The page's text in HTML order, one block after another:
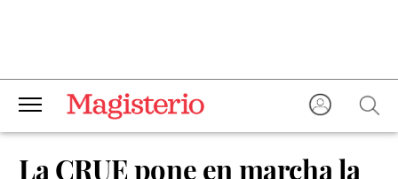
La CRUE pone en marcha la